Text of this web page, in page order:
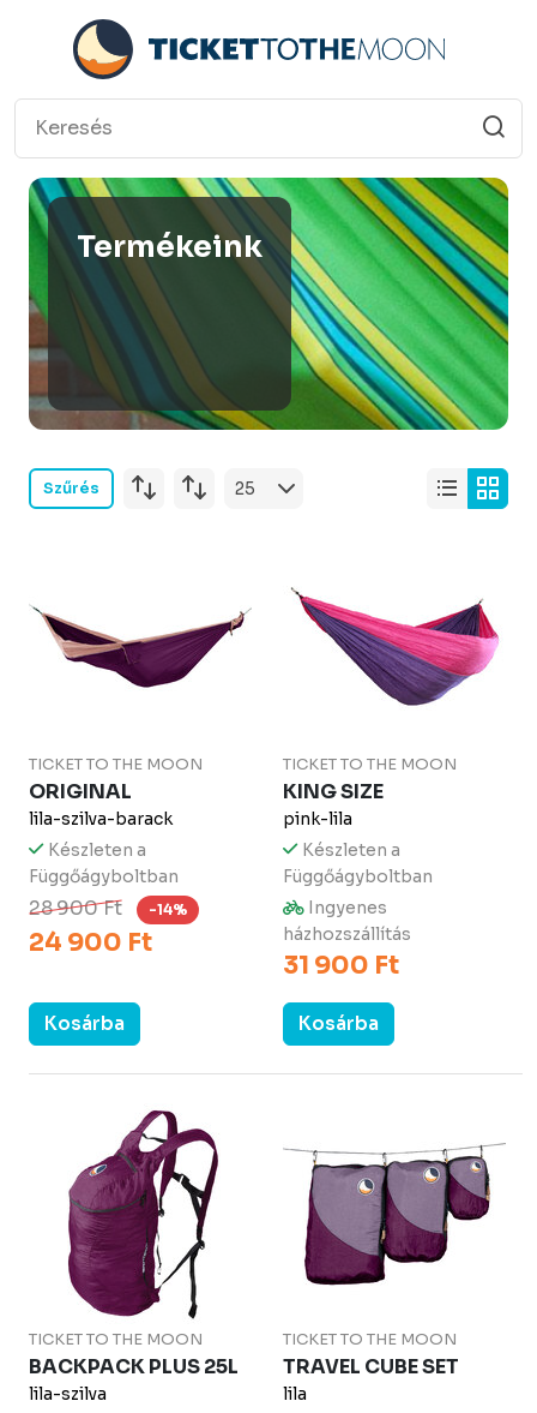
Termékeink
Szűrés
TICKET TO THE MOON
ORIGINAL
lila-szilva-barack
Készleten a
Függőágyboltban
28 900 Ft -14%
24 900 Ft
Kosárba
TICKET TO THE MOON
KING SIZE
pink-lila
Készleten a
Függőágyboltban
Ingyenes
házhozszállítás
31 900 Ft
Kosárba
TICKET TO THE MOON
BACKPACK PLUS 25L
lila-szilva
TICKET TO THE MOON
TRAVEL CUBE SET
lila